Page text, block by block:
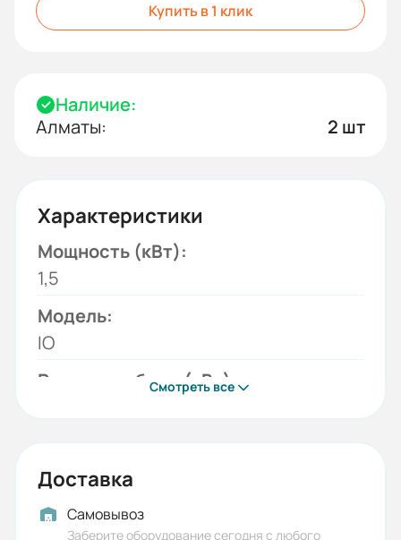
Купить в 1 клик
Наличие:
Алматы:
2 шт
Характеристики
Мощность (кВт):
1,5
Модель:
IO
Режимы работы (кВт):
220
Бренд:
Смотреть все
Доставка
Самовывоз
Заберите оборудование сегодня с любого